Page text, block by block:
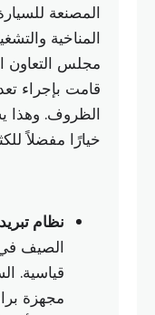
المصنعة
المناخية
مجلس التعاون
قامت بإجراء
الظروف. وهذا
خيارًا مفضلاً
نظام
الصيف
قياسية.
مجهزة